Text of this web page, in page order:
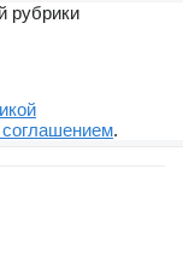
рубрики
.